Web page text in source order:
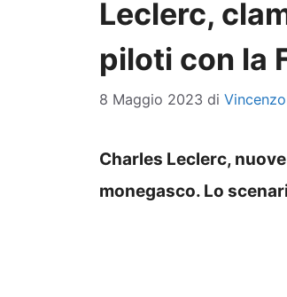
Leclerc,
piloti con la
8 Maggio 2023 di
Charles Leclerc,
monegasco. Lo